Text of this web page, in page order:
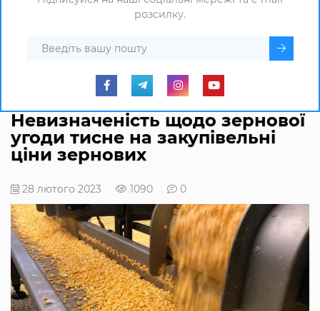
розсилку.
Невизначеність щодо зернової
угоди тисне на закупівельні
ціни зернових
28 лютого 2023 1090 0